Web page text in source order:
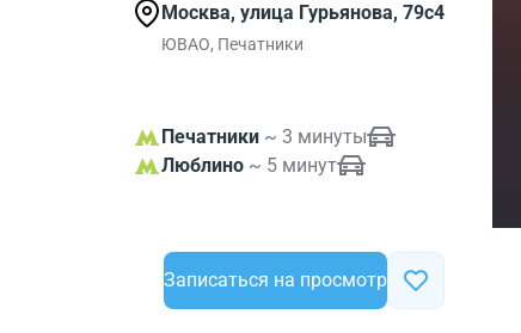
Москва, улица Гурьянова, 79с4
ЮВАО, Печатники
Печатники ~ 3 минуты
Люблино ~ 5 минут
Записаться на просмотр